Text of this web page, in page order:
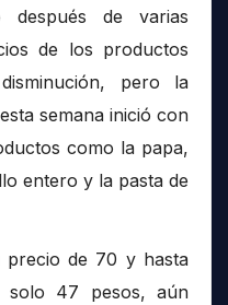
de varias
de los productos
pero la
semana inició con
como la papa,
entero y la pasta de
precio de 70 y hasta
47 pesos, aún